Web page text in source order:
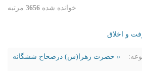
خوانده شده 3656 مرتبه
و اخلاق
« حضرت زهرا(س) درصحاح ششگانه